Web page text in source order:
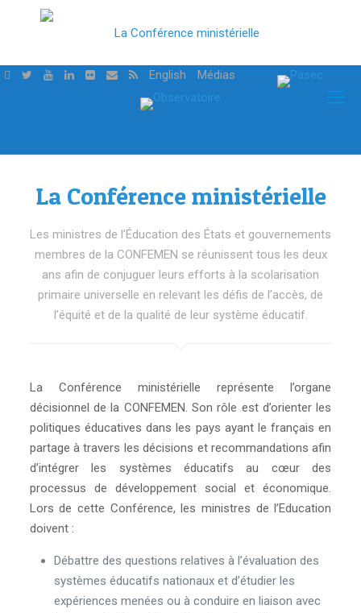
English Médias
La Conférence ministérielle
Les ministres de l’Éducation des États et gouvernements
membres de la CONFEMEN se réunissent tous les deux
ans afin de conjuguer leurs efforts à la scolarisation
primaire universelle en relevant les défis de l’accès, de
l’équité et de la qualité de leur système éducatif.
La Conférence ministérielle représente l’organe
décisionnel de la CONFEMEN. Son rôle est d’orienter les
politiques éducatives dans les pays ayant le français en
partage à travers les décisions et recommandations afin
d’intégrer les systèmes éducatifs au cœur des
processus de développement social et économique.
Lors de cette Conférence, les ministres de l’Education
doivent :
Débattre des questions relatives à l’évaluation des
systèmes éducatifs nationaux et d’étudier les
expériences menées ou à conduire en liaison avec